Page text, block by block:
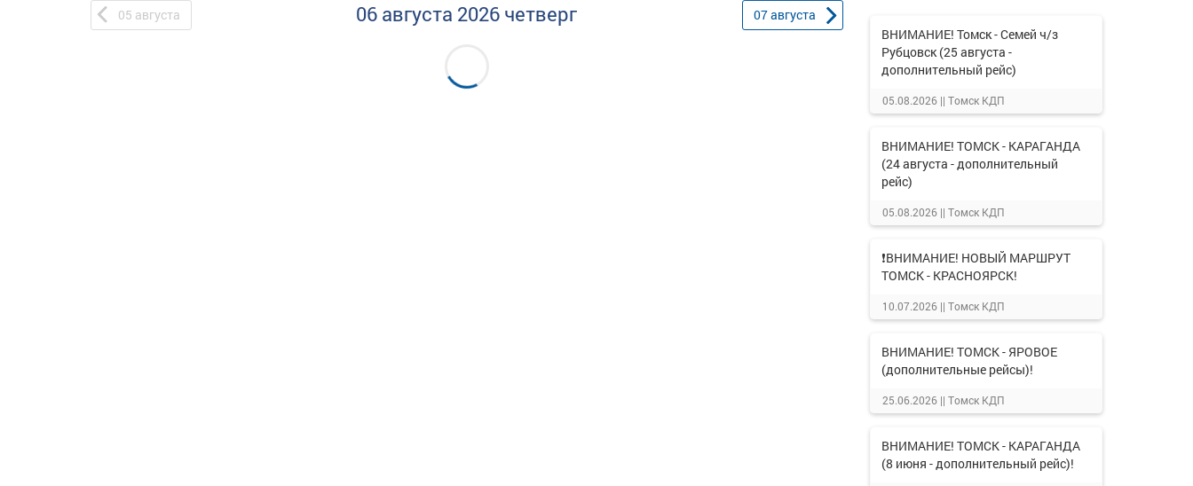
05 августа 06 августа 2026 четверг 07августа
ВНИМАНИЕ! Томск - Семей ч/з
Рубцовск (25 августа -
дополнительный рейс)
05.08.2026 || Томск КДП
ВНИМАНИЕ! ТОМСК - КАРАГАНДА
(24 августа - дополнительный
рейс)
05.08.2026 || Томск КДП
❗ВНИМАНИЕ! НОВЫЙ МАРШРУТ
ТОМСК - КРАСНОЯРСК!
10.07.2026 || Томск КДП
ВНИМАНИЕ! ТОМСК - ЯРОВОЕ
(дополнительные рейсы)!
25.06.2026 || Томск КДП
ВНИМАНИЕ! ТОМСК - КАРАГАНДА
(8 июня - дополнительный рейс)!